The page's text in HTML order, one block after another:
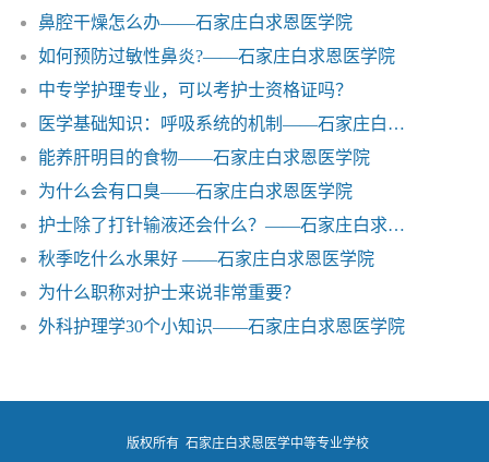
鼻腔干燥怎么办——石家庄白求恩医学院
如何预防过敏性鼻炎?——石家庄白求恩医学院
中专学护理专业，可以考护士资格证吗？
医学基础知识：呼吸系统的机制——石家庄白求恩医学院
能养肝明目的食物——石家庄白求恩医学院
为什么会有口臭——石家庄白求恩医学院
护士除了打针输液还会什么？——石家庄白求恩医学院
秋季吃什么水果好 ——石家庄白求恩医学院
为什么职称对护士来说非常重要？
外科护理学30个小知识——石家庄白求恩医学院
版权所有 石家庄白求恩医学中等专业学校